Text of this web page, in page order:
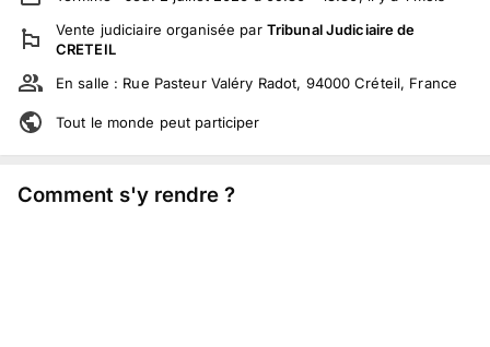
Vente judiciaire organisée par Tribunal Judiciaire de
CRETEIL
En salle : Rue Pasteur Valéry Radot, 94000 Créteil, France
Tout le monde peut participer
Comment s'y rendre ?